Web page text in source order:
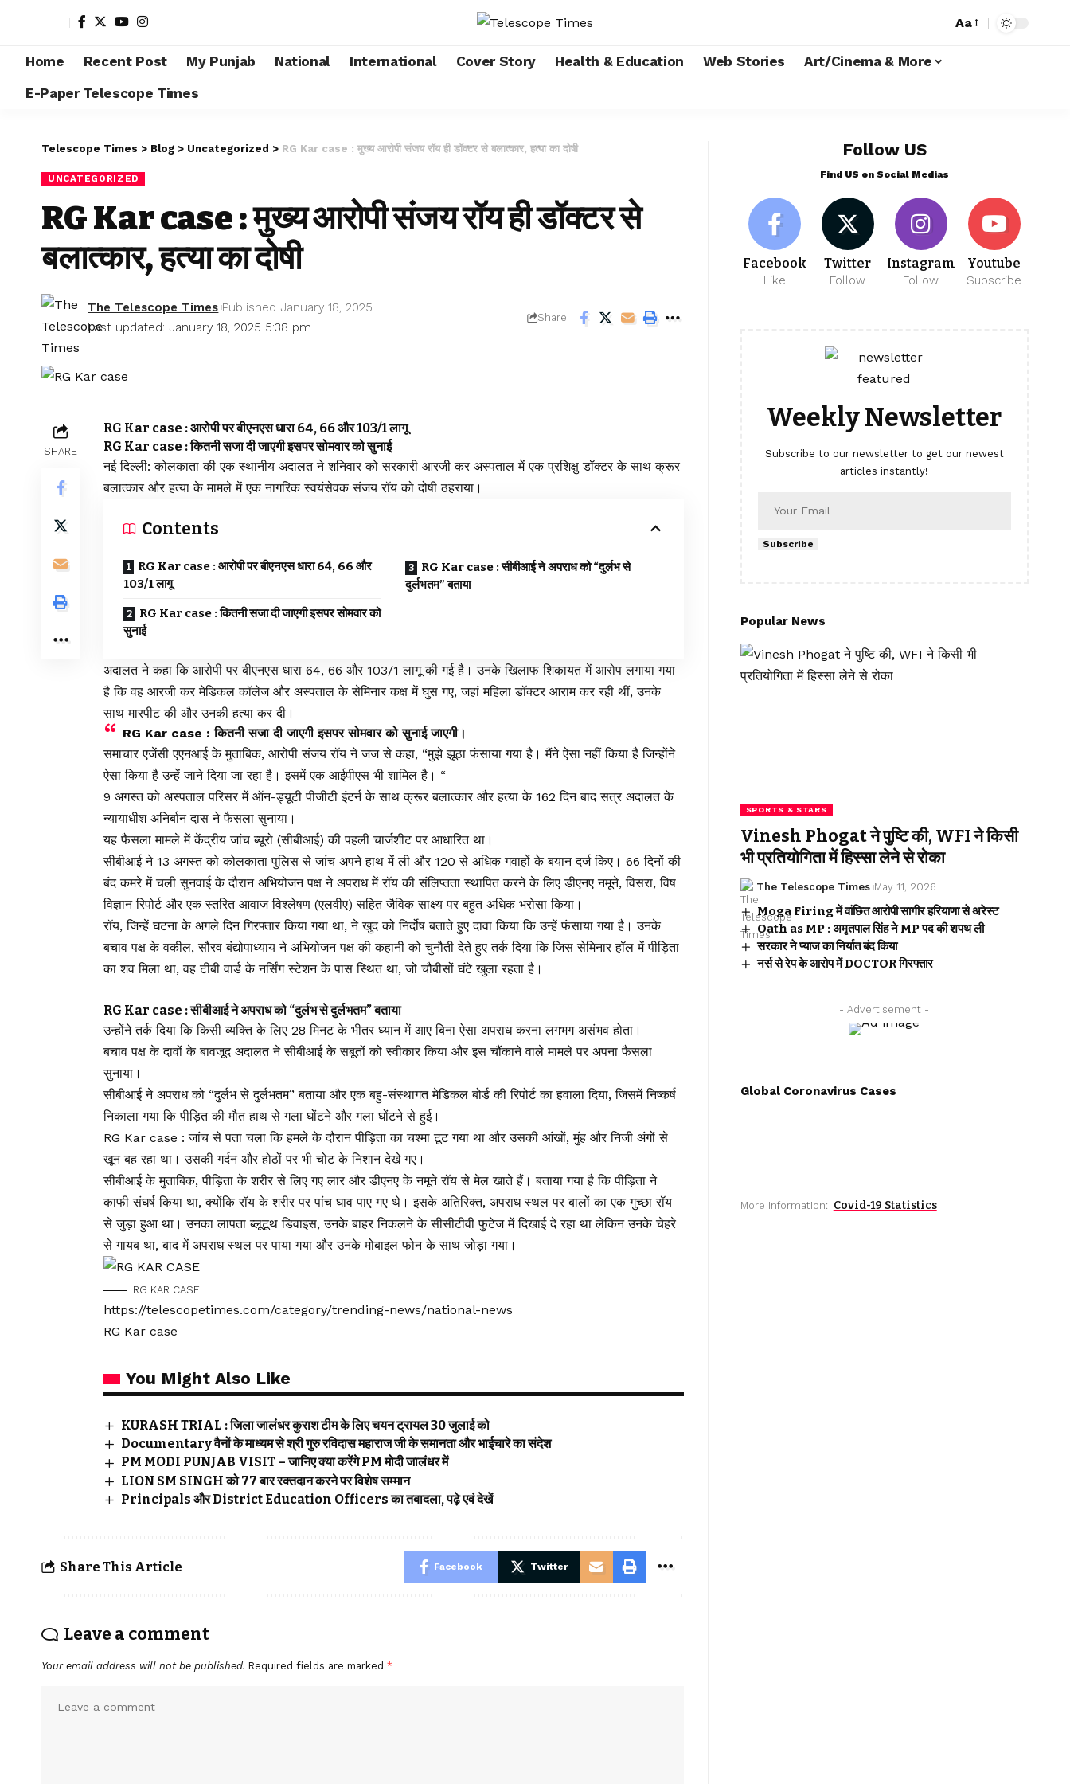
Aa
Home Recent Post My Punjab National International Cover Story Health & Education Web Stories
Art/Cinema & More
E-Paper Telescope Times
Telescope Times > Blog > Uncategorized > RG Kar case : मुख्य आरोपी संजय रॉय ही डॉक्टर से बलात्कार, हत्या का दोषी
UNCATEGORIZED
RG Kar case : मुख्य आरोपी संजय रॉय ही डॉक्टर से
बलात्कार, हत्या का दोषी
Last updated: January 18, 2025 5:38 pm
The Telescope Times Published January 18, 2025
Share
SHARE
RG Kar case : आरोपी पर बीएनएस धारा 64, 66 और 103/1 लागू
RG Kar case : कितनी सजा दी जाएगी इसपर सोमवार को सुनाई
नई दिल्ली: कोलकाता की एक स्थानीय अदालत ने शनिवार को सरकारी आरजी कर अस्पताल में एक प्रशिक्षु डॉक्टर के साथ क्रूर
बलात्कार और हत्या के मामले में एक नागरिक स्वयंसेवक संजय रॉय को दोषी ठहराया।
Contents
RG Kar case : आरोपी पर बीएनएस धारा 64, 66 और
103/1 लागू
RG Kar case : कितनी सजा दी जाएगी इसपर सोमवार को
सुनाई
RG Kar case : सीबीआई ने अपराध को “दुर्लभ से
दुर्लभतम” बताया
अदालत ने कहा कि आरोपी पर बीएनएस धारा 64, 66 और 103/1 लागू की गई है। उनके खिलाफ शिकायत में आरोप लगाया गया
है कि वह आरजी कर मेडिकल कॉलेज और अस्पताल के सेमिनार कक्ष में घुस गए, जहां महिला डॉक्टर आराम कर रही थीं, उनके
साथ मारपीट की और उनकी हत्या कर दी।
RG Kar case : कितनी सजा दी जाएगी इसपर सोमवार को सुनाई जाएगी।
समाचार एजेंसी एएनआई के मुताबिक, आरोपी संजय रॉय ने जज से कहा, “मुझे झूठा फंसाया गया है। मैंने ऐसा नहीं किया है जिन्होंने
ऐसा किया है उन्हें जाने दिया जा रहा है। इसमें एक आईपीएस भी शामिल है। “
9 अगस्त को अस्पताल परिसर में ऑन-ड्यूटी पीजीटी इंटर्न के साथ क्रूर बलात्कार और हत्या के 162 दिन बाद सत्र अदालत के
न्यायाधीश अनिर्बान दास ने फैसला सुनाया।
यह फैसला मामले में केंद्रीय जांच ब्यूरो (सीबीआई) की पहली चार्जशीट पर आधारित था।
सीबीआई ने 13 अगस्त को कोलकाता पुलिस से जांच अपने हाथ में ली और 120 से अधिक गवाहों के बयान दर्ज किए। 66 दिनों की
बंद कमरे में चली सुनवाई के दौरान अभियोजन पक्ष ने अपराध में रॉय की संलिप्तता स्थापित करने के लिए डीएनए नमूने, विसरा, विष
विज्ञान रिपोर्ट और एक स्तरित आवाज विश्लेषण (एलवीए) सहित जैविक साक्ष्य पर बहुत अधिक भरोसा किया।
रॉय, जिन्हें घटना के अगले दिन गिरफ्तार किया गया था, ने खुद को निर्दोष बताते हुए दावा किया कि उन्हें फंसाया गया है। उनके
बचाव पक्ष के वकील, सौरव बंद्योपाध्याय ने अभियोजन पक्ष की कहानी को चुनौती देते हुए तर्क दिया कि जिस सेमिनार हॉल में पीड़िता
का शव मिला था, वह टीबी वार्ड के नर्सिंग स्टेशन के पास स्थित था, जो चौबीसों घंटे खुला रहता है।
RG Kar case : सीबीआई ने अपराध को “दुर्लभ से दुर्लभतम” बताया
उन्होंने तर्क दिया कि किसी व्यक्ति के लिए 28 मिनट के भीतर ध्यान में आए बिना ऐसा अपराध करना लगभग असंभव होता।
बचाव पक्ष के दावों के बावजूद अदालत ने सीबीआई के सबूतों को स्वीकार किया और इस चौंकाने वाले मामले पर अपना फैसला
सुनाया।
सीबीआई ने अपराध को “दुर्लभ से दुर्लभतम” बताया और एक बहु-संस्थागत मेडिकल बोर्ड की रिपोर्ट का हवाला दिया, जिसमें निष्कर्ष
निकाला गया कि पीड़ित की मौत हाथ से गला घोंटने और गला घोंटने से हुई।
RG Kar case : जांच से पता चला कि हमले के दौरान पीड़िता का चश्मा टूट गया था और उसकी आंखों, मुंह और निजी अंगों से
खून बह रहा था। उसकी गर्दन और होठों पर भी चोट के निशान देखे गए।
सीबीआई के मुताबिक, पीड़िता के शरीर से लिए गए लार और डीएनए के नमूने रॉय से मेल खाते हैं। बताया गया है कि पीड़िता ने
काफी संघर्ष किया था, क्योंकि रॉय के शरीर पर पांच घाव पाए गए थे। इसके अतिरिक्त, अपराध स्थल पर बालों का एक गुच्छा रॉय
से जुड़ा हुआ था। उनका लापता ब्लूटूथ डिवाइस, उनके बाहर निकलने के सीसीटीवी फुटेज में दिखाई दे रहा था लेकिन उनके चेहरे
से गायब था, बाद में अपराध स्थल पर पाया गया और उनके मोबाइल फोन के साथ जोड़ा गया।
RG KAR CASE
https://telescopetimes.com/category/trending-news/national-news
RG Kar case
You Might Also Like
KURASH TRIAL : जिला जालंधर कुराश टीम के लिए चयन ट्रायल 30 जुलाई को
Documentary वैनों के माध्यम से श्री गुरु रविदास महाराज जी के समानता और भाईचारे का संदेश
PM MODI PUNJAB VISIT – जानिए क्या करेंगे PM मोदी जालंधर में
LION SM SINGH को 77 बार रक्तदान करने पर विशेष सम्मान
Principals और District Education Officers का तबादला, पढ़े एवं देखें
Share This Article Facebook Twitter
Leave a comment
Your email address will not be published. Required fields are marked *
Follow US
Find US on Social Medias
Facebook
Like
Twitter
Follow
Instagram
Follow
Youtube
Subscribe
Weekly Newsletter
Subscribe to our newsletter to get our newest
articles instantly!
Subscribe
Popular News
SPORTS & STARS
Vinesh Phogat ने पुष्टि की, WFI ने किसी
भी प्रतियोगिता में हिस्सा लेने से रोका
The Telescope Times May 11, 2026
Moga Firing में वांछित आरोपी सागीर हरियाणा से अरेस्ट
Oath as MP : अमृतपाल सिंह ने MP पद की शपथ ली
सरकार ने प्याज का निर्यात बंद किया
नर्स से रेप के आरोप में DOCTOR गिरफ्तार
- Advertisement -
Global Coronavirus Cases
More Information: Covid-19 Statistics